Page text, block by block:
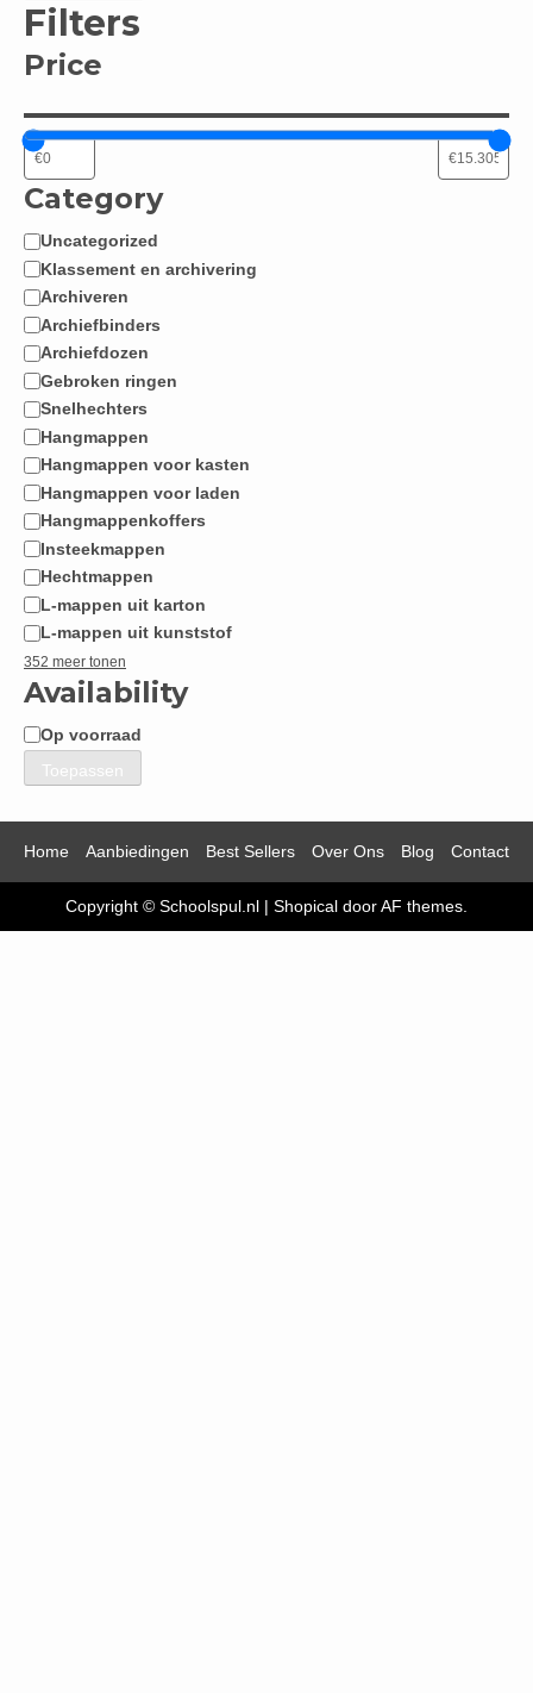
Filters
Price
Category
Categorie
Uncategorized
Klassement en archivering
Archiveren
Archiefbinders
Archiefdozen
Gebroken ringen
Snelhechters
Hangmappen
Hangmappen voor kasten
Hangmappen voor laden
Hangmappenkoffers
Insteekmappen
Hechtmappen
L-mappen uit karton
L-mappen uit kunststof
352 meer tonen
Availability
Beschikbaarheid
Op voorraad
Toepassen
Home Aanbiedingen Best Sellers Over Ons Blog Contact
Copyright © Schoolspul.nl | Shopical door AF themes.